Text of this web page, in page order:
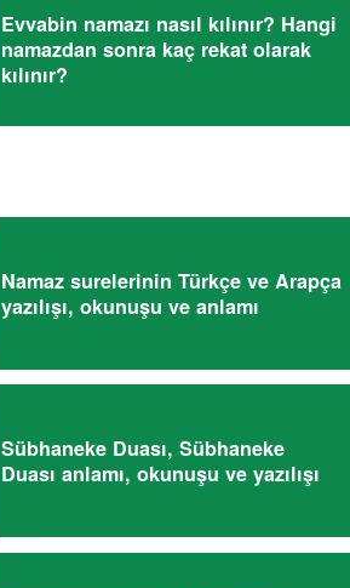
Evvabin namazı nasıl kılınır? Hangi
namazdan sonra kaç rekat olarak
kılınır?
Namaz surelerinin Türkçe ve Arapça
yazılışı, okunuşu ve anlamı
Sübhaneke Duası, Sübhaneke
Duası anlamı, okunuşu ve yazılışı